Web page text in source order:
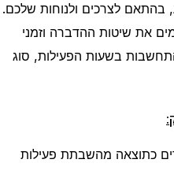
בהתאם לצרכים ולנוחות שלכם.
את שיטות ההדברה וזמני
בשעות הפעילות, סוג
כתוצאה מהשבתת פעילות